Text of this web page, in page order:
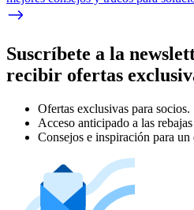
Suscríbete a la
recibir ofertas
Ofertas exclusivas para socios.
Acceso anticipado a las rebajas
Consejos e inspiración para